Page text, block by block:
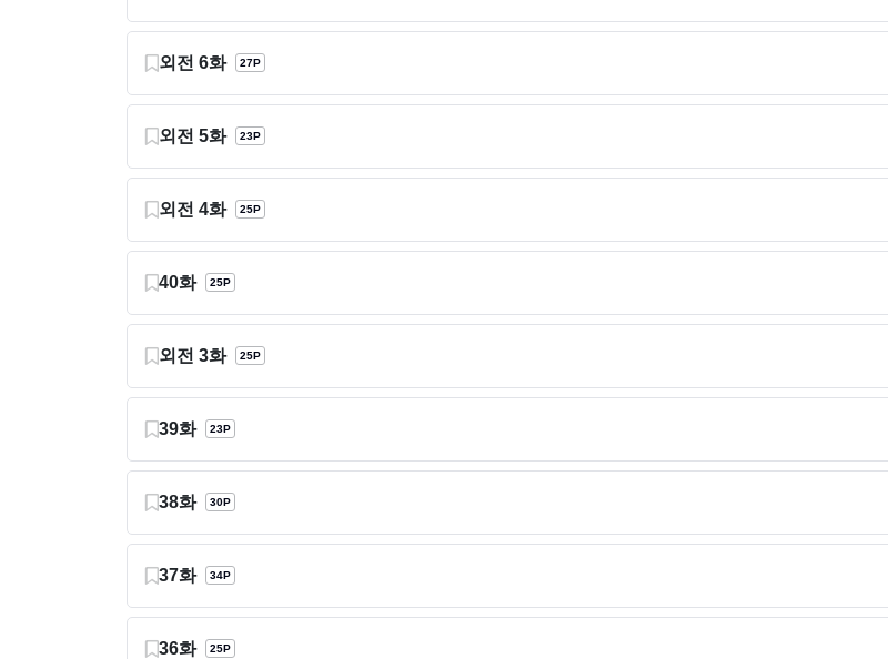
외전 6화 27P
외전 5화 23P
외전 4화 25P
40화 25P
외전 3화 25P
39화 23P
38화 30P
37화 34P
36화 25P